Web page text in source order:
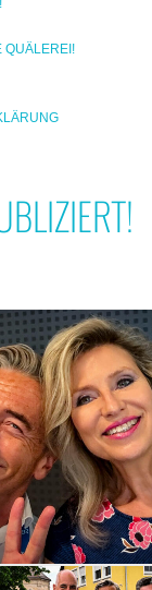
QUÄLEREI!